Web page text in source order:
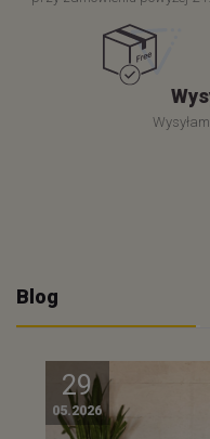
Blog
29
05.2026